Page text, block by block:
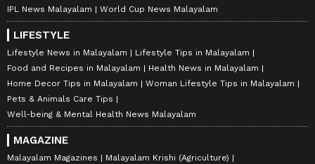
IPL News Malayalam
World Cup News Malayalam
LIFESTYLE
Lifestyle News in Malayalam
Lifestyle Tips in Malayalam
Food and Recipes in Malayalam
Health News in Malayalam
Home Decor Tips in Malayalam
Woman Lifestyle Tips in Malayalam
Pets & Animals Care Tips
Well-being & Mental Health News Malayalam
MAGAZINE
Malayalam Magazines
Malayalam Krishi (Agriculture)